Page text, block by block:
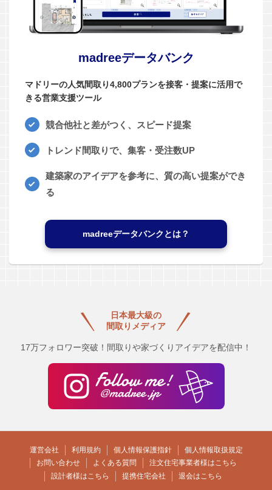
madreeデータバンク
マドリーの人気間取り4,800プランを接客・提案に活用で
きる営業支援ツール
競合他社と差がつく、スピード提案
トレンド間取りで、集客・受注数UP
建築家のアイデアを参考に、質の高い提案ができ
る
madreeデータバンクとは？
日本最大級の
間取りメディア
17万フォロワー突破！間取りや家づくりアイデアを配信中！
運営会社 利用規約 個人情報保護指針
個人情報取扱規定
お問い合わせ
よくある質問
注文住宅事業者様はこちら
設計者様はこちら
提携住宅会社 退会はこちら